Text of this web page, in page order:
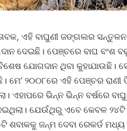
ଏହି ବାଘୁଣୀ ଜଙ୍ଗଲର ସନ୍ତୁଳନ
ଦେଇଛି। ପେଞ୍ଚରେ ବାଘ ବଂଶ
ଯୋଗଦାନ ଥିବା କୁହାଯାଉଛି।
ମେ’ ୨୦୦୮ରେ ଏହି ପେଞ୍ଚର
ଏହାପରେ ଭିନ୍ନ ଭିନ୍ନ ବର୍ଷରେ
ଯେଉଁଥିରୁ ଏବେ କେବଳ ୨୪ଟି
ଶବାକକୁ ଜନ୍ମ ଦେବା ରେକର୍ଡ